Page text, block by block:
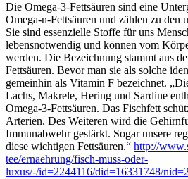
Die Omega-3-Fettsäuren sind eine
Omega-n-Fettsäuren und zählen zu den
Sie sind essenzielle Stoffe für uns
lebensnotwendig und können vom
werden. Die Bezeichnung stammt aus
Fettsäuren. Bevor man sie als solche
gemeinhin als Vitamin F bezeichnet.
Lachs, Makrele, Hering und Sardine
Omega-3-Fettsäuren. Das Fischfett
Arterien. Des Weiteren wird die
Immunabwehr gestärkt. Sogar unsere
diese wichtigen Fettsäuren.“ http://
tee/ernaehrung/fisch-muss-oder-
luxus/-/id=2244116/did=16331748/